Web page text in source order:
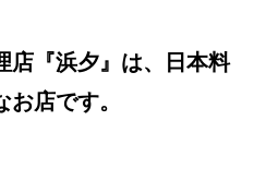
店『浜夕』は、日本料
店です。